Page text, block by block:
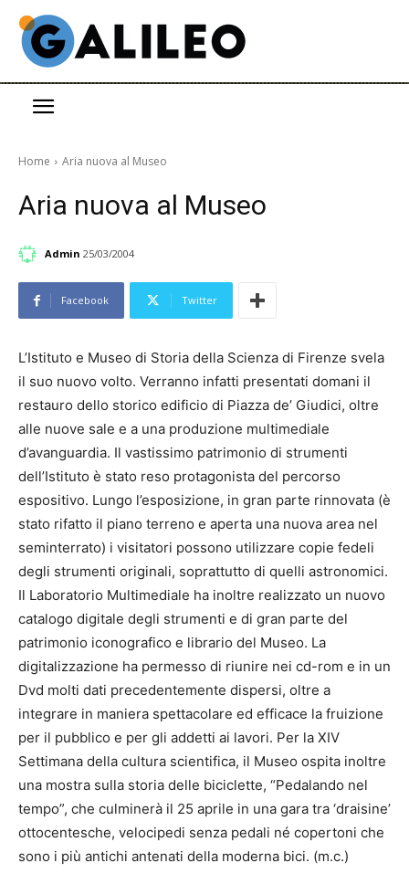
Home Aria nuova al Museo
Aria nuova al Museo
Admin 25/03/2004
Facebook Twitter
L’Istituto e Museo di Storia della Scienza di Firenze svela
il suo nuovo volto. Verranno infatti presentati domani il
restauro dello storico edificio di Piazza de’ Giudici, oltre
alle nuove sale e a una produzione multimediale
d’avanguardia. Il vastissimo patrimonio di strumenti
dell’Istituto è stato reso protagonista del percorso
espositivo. Lungo l’esposizione, in gran parte rinnovata (è
stato rifatto il piano terreno e aperta una nuova area nel
seminterrato) i visitatori possono utilizzare copie fedeli
degli strumenti originali, soprattutto di quelli astronomici.
Il Laboratorio Multimediale ha inoltre realizzato un nuovo
catalogo digitale degli strumenti e di gran parte del
patrimonio iconografico e librario del Museo. La
digitalizzazione ha permesso di riunire nei cd-rom e in un
Dvd molti dati precedentemente dispersi, oltre a
integrare in maniera spettacolare ed efficace la fruizione
per il pubblico e per gli addetti ai lavori. Per la XIV
Settimana della cultura scientifica, il Museo ospita inoltre
una mostra sulla storia delle biciclette, “Pedalando nel
tempo”, che culminerà il 25 aprile in una gara tra ‘draisine’
ottocentesche, velocipedi senza pedali né copertoni che
sono i più antichi antenati della moderna bici. (m.c.)